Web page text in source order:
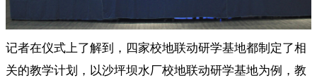
记者在仪式上了解到，四家校地联动研学基地都制定了相
关的教学计划，以沙坪坝水厂校地联动研学基地为例，教